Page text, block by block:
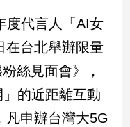
度代言人「AI女
在台北舉辦限量
絲見面會》，
的近距離互動
凡申辦台灣大5G